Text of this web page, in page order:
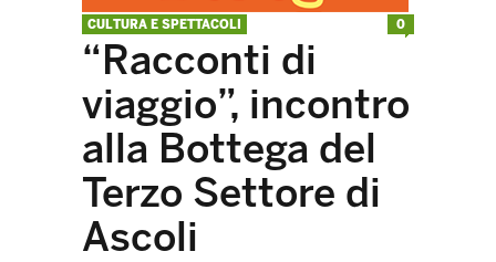
CULTURA E SPETTACOLI
“Racconti di
viaggio”, incontro
alla Bottega del
Terzo Settore di
Ascoli
0